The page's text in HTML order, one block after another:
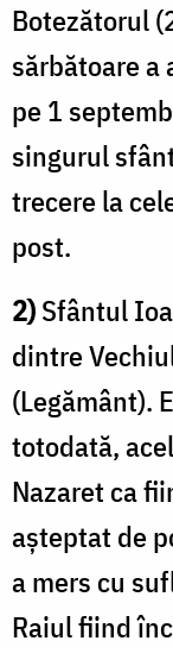
Botezătorul
sărbătoare a
pe 1
singurul
trecere la
post.
2)Sfântul
dintre
(Legământ).
totodată,
Nazaret ca
așteptat de
a mers cu
Raiul fiind